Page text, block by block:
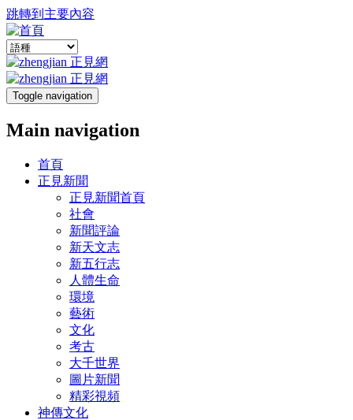
跳轉到主要內容
Toggle navigation
Main navigation
首頁
正見新聞
正見新聞首頁
社會
新聞評論
新天文志
新五行志
人體生命
環境
藝術
文化
考古
大千世界
圖片新聞
精彩視頻
神傳文化